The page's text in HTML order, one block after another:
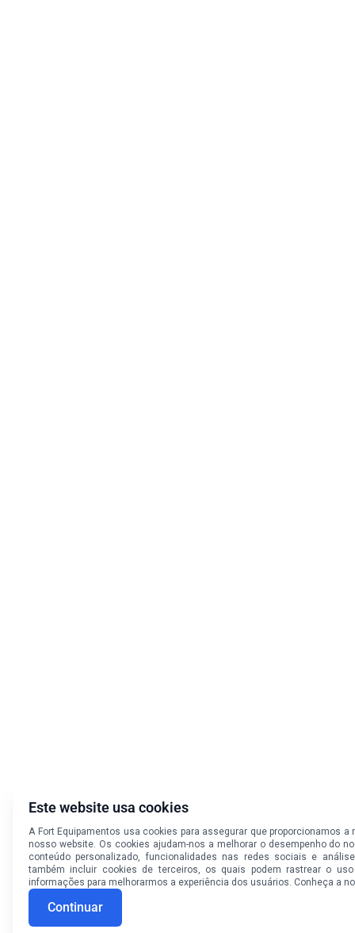
Este website usa cookies
A Fort Equipamentos usa cookies para assegurar que proporcionamos
nosso website. Os cookies ajudam-nos a melhorar o desempenho do
conteúdo personalizado, funcionalidades nas redes sociais e
também incluir cookies de terceiros, os quais podem rastrear o
informações para melhorarmos a experiência dos usuários. Conheça a
Continuar